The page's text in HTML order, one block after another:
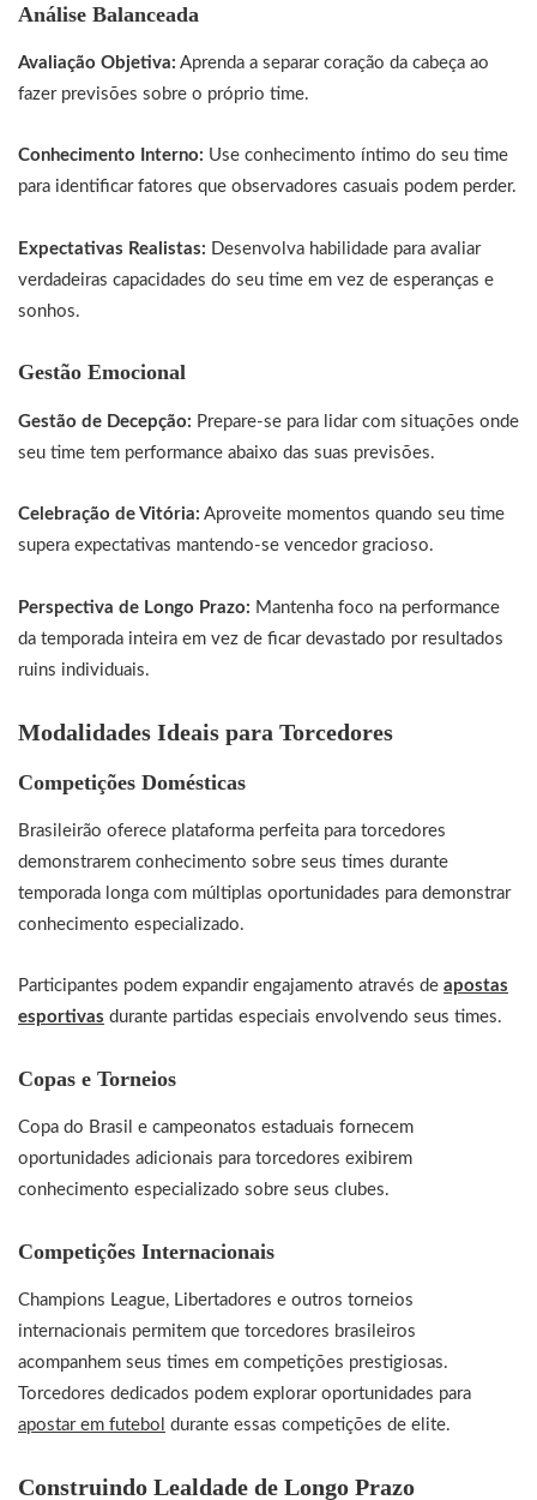
Análise Balanceada
Avaliação Objetiva: Aprenda a separar coração da cabeça ao
fazer previsões sobre o próprio time.
Conhecimento Interno: Use conhecimento íntimo do seu time
para identificar fatores que observadores casuais podem perder.
Expectativas Realistas: Desenvolva habilidade para avaliar
verdadeiras capacidades do seu time em vez de esperanças e
sonhos.
Gestão Emocional
Gestão de Decepção: Prepare-se para lidar com situações onde
seu time tem performance abaixo das suas previsões.
Celebração de Vitória: Aproveite momentos quando seu time
supera expectativas mantendo-se vencedor gracioso.
Perspectiva de Longo Prazo: Mantenha foco na performance
da temporada inteira em vez de ficar devastado por resultados
ruins individuais.
Modalidades Ideais para Torcedores
Competições Domésticas
Brasileirão oferece plataforma perfeita para torcedores
demonstrarem conhecimento sobre seus times durante
temporada longa com múltiplas oportunidades para demonstrar
conhecimento especializado.
Participantes podem expandir engajamento através de apostas
esportivas durante partidas especiais envolvendo seus times.
Copas e Torneios
Copa do Brasil e campeonatos estaduais fornecem
oportunidades adicionais para torcedores exibirem
conhecimento especializado sobre seus clubes.
Competições Internacionais
Champions League, Libertadores e outros torneios
internacionais permitem que torcedores brasileiros
acompanhem seus times em competições prestigiosas.
Torcedores dedicados podem explorar oportunidades para
apostar em futebol durante essas competições de elite.
Construindo Lealdade de Longo Prazo